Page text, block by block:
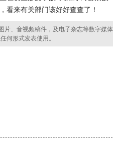
看来有关部门该好好查查了！
、音视频稿件，及电子杂志等数字媒体
何形式发表使用。